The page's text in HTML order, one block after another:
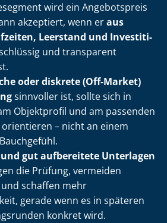
wird ein Angebotspreis
akzeptiert, wenn eraus
Leerstand und In­ves­ti­ti­
und transparent
oder diskrete (Off-Market)
sinnvoller ist, sollte sich in
Objektprofil und am passenden
– nicht an einem
gut aufbereitete Unterlagen
die Prüfung, vermeiden
schaffen mehr
gerade wenn es in späteren
konkret wird.